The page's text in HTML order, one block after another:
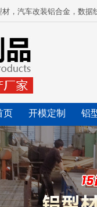
，汽车改装铝合金，数
页 开模定制 铝